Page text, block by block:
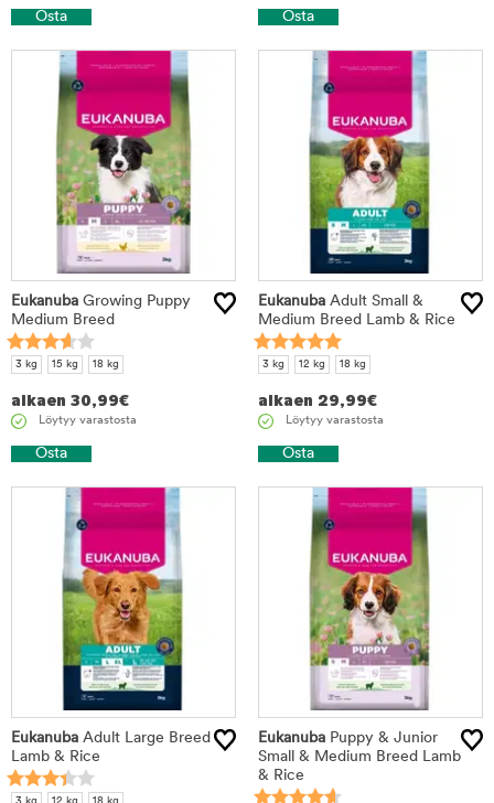
Osta Osta
Eukanuba Growing Puppy
Medium Breed
3 kg 15 kg 18 kg
alkaen 30,99€
Löytyy varastosta
Osta
Eukanuba Adult Small &
Medium Breed Lamb & Rice
3 kg 12 kg 18 kg
alkaen 29,99€
Löytyy varastosta
Osta
Eukanuba Adult Large Breed
Lamb & Rice
Eukanuba Puppy & Junior
Small & Medium Breed Lamb
& Rice